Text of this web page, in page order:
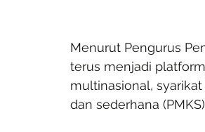
Menurut Pengurus
terus menjadi
multinasional,
dan sederhana